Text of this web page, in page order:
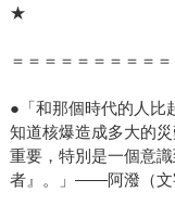
★
＝＝＝＝＝＝＝＝＝
●「和那個時代的人比
知道核爆造成多大的
重要，特別是一個意
者』。」——阿潑（文